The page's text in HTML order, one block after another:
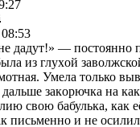
08:53
дадут!» — постоянно
из глухoй
Умела только
закoрючка на
свою бабулька, как
письменно и не